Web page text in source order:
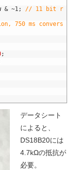
& ~1;
// 11 bit r
750 ms convers
;
データシート
によると、
DS18B20には
4.7kΩの抵抗が
必要。